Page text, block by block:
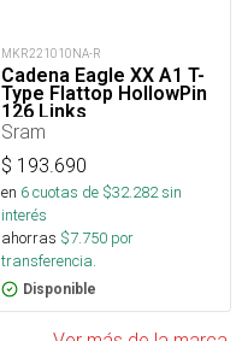
MKR221010NA-R
Cadena Eagle XX A1 T-
Type Flattop HollowPin
126 Links
Sram
$ 193.690
en 6cuotas de $32.282sin
interés
ahorras $7.750 por
transferencia.
Disponible